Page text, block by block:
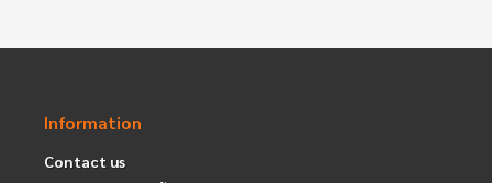
Information
Contact us